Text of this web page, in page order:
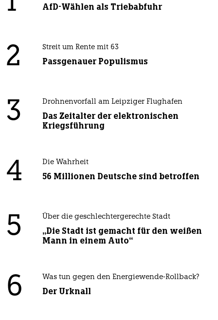
AfD-Wählen als Triebabfuhr
2 Streit um Rente mit 63
Passgenauer Populismus
3 Drohnenvorfall am Leipziger Flughafen
Das Zeitalter der elektronischen
Kriegsführung
4 Die Wahrheit
56 Millionen Deutsche sind betroffen
5 Über die geschlechtergerechte Stadt
„Die Stadt ist gemacht für den weißen
Mann in einem Auto“
6 Was tun gegen den Energiewende-Rollback?
Der Urknall